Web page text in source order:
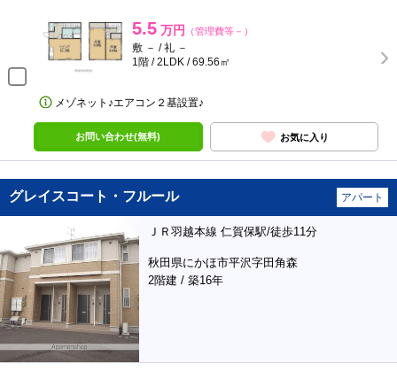
5.5 万円 （管理費等－）
敷 － / 礼 －
1階 / 2LDK / 69.56㎡
メゾネット♪エアコン２基設置♪
お問い合わせ(無料) お気に入り
グレイスコート・フルール アパート
ＪＲ羽越本線 仁賀保駅/徒歩11分
秋田県にかほ市平沢字田角森
2階建 / 築16年